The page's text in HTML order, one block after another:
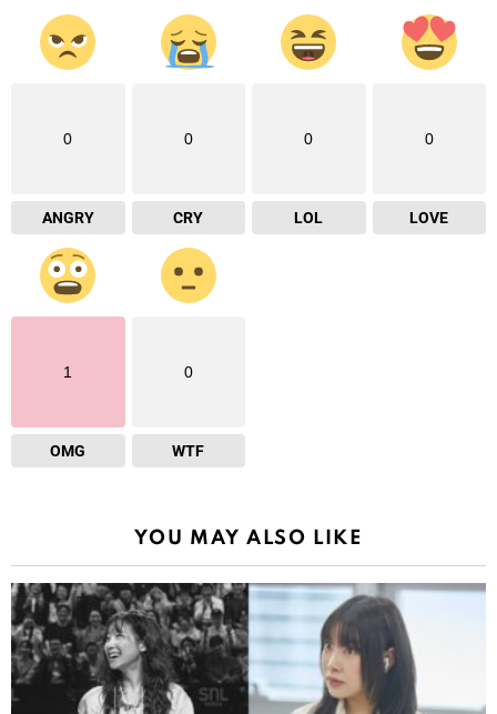
0
ANGRY
0
CRY
0
LOL
0
LOVE
1
OMG
0
WTF
YOU MAY ALSO LIKE